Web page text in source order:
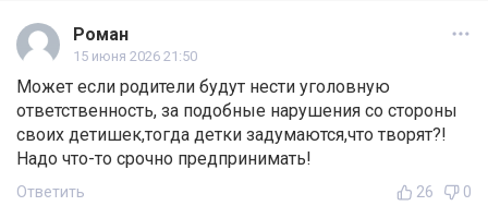
Роман
15 июня 2026 21:50
Может если родители будут нести уголовную
ответственность, за подобные нарушения со стороны
своих детишек,тогда детки задумаются,что творят?!
Надо что-то срочно предпринимать!
Ответить 26 0